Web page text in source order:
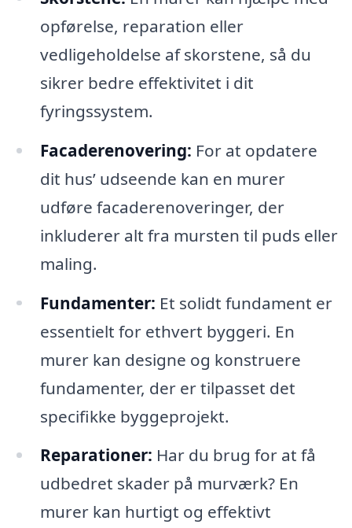
opførelse, reparation eller
vedligeholdelse af skorstene, så du
sikrer bedre effektivitet i dit
fyringssystem.
Facaderenovering: For at opdatere
dit hus’ udseende kan en murer
udføre facaderenoveringer, der
inkluderer alt fra mursten til puds eller
maling.
Fundamenter: Et solidt fundament er
essentielt for ethvert byggeri. En
murer kan designe og konstruere
fundamenter, der er tilpasset det
specifikke byggeprojekt.
Reparationer: Har du brug for at få
udbedret skader på murværk? En
murer kan hurtigt og effektivt